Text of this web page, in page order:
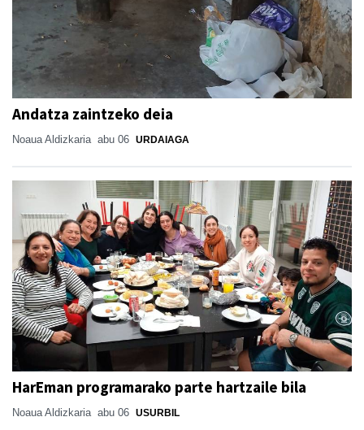
Andatza zaintzeko deia
Noaua Aldizkaria abu 06 URDAIAGA
HarEman programarako parte hartzaile bila
Noaua Aldizkaria abu 06 USURBIL